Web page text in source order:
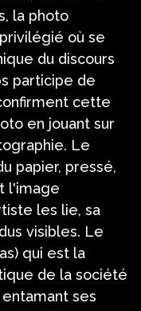
la photo
où se
du discours
participe de
cette
en jouant sur
Le
papier, pressé,
l'image
les lie, sa
visibles. Le
qui est la
de la société
ses